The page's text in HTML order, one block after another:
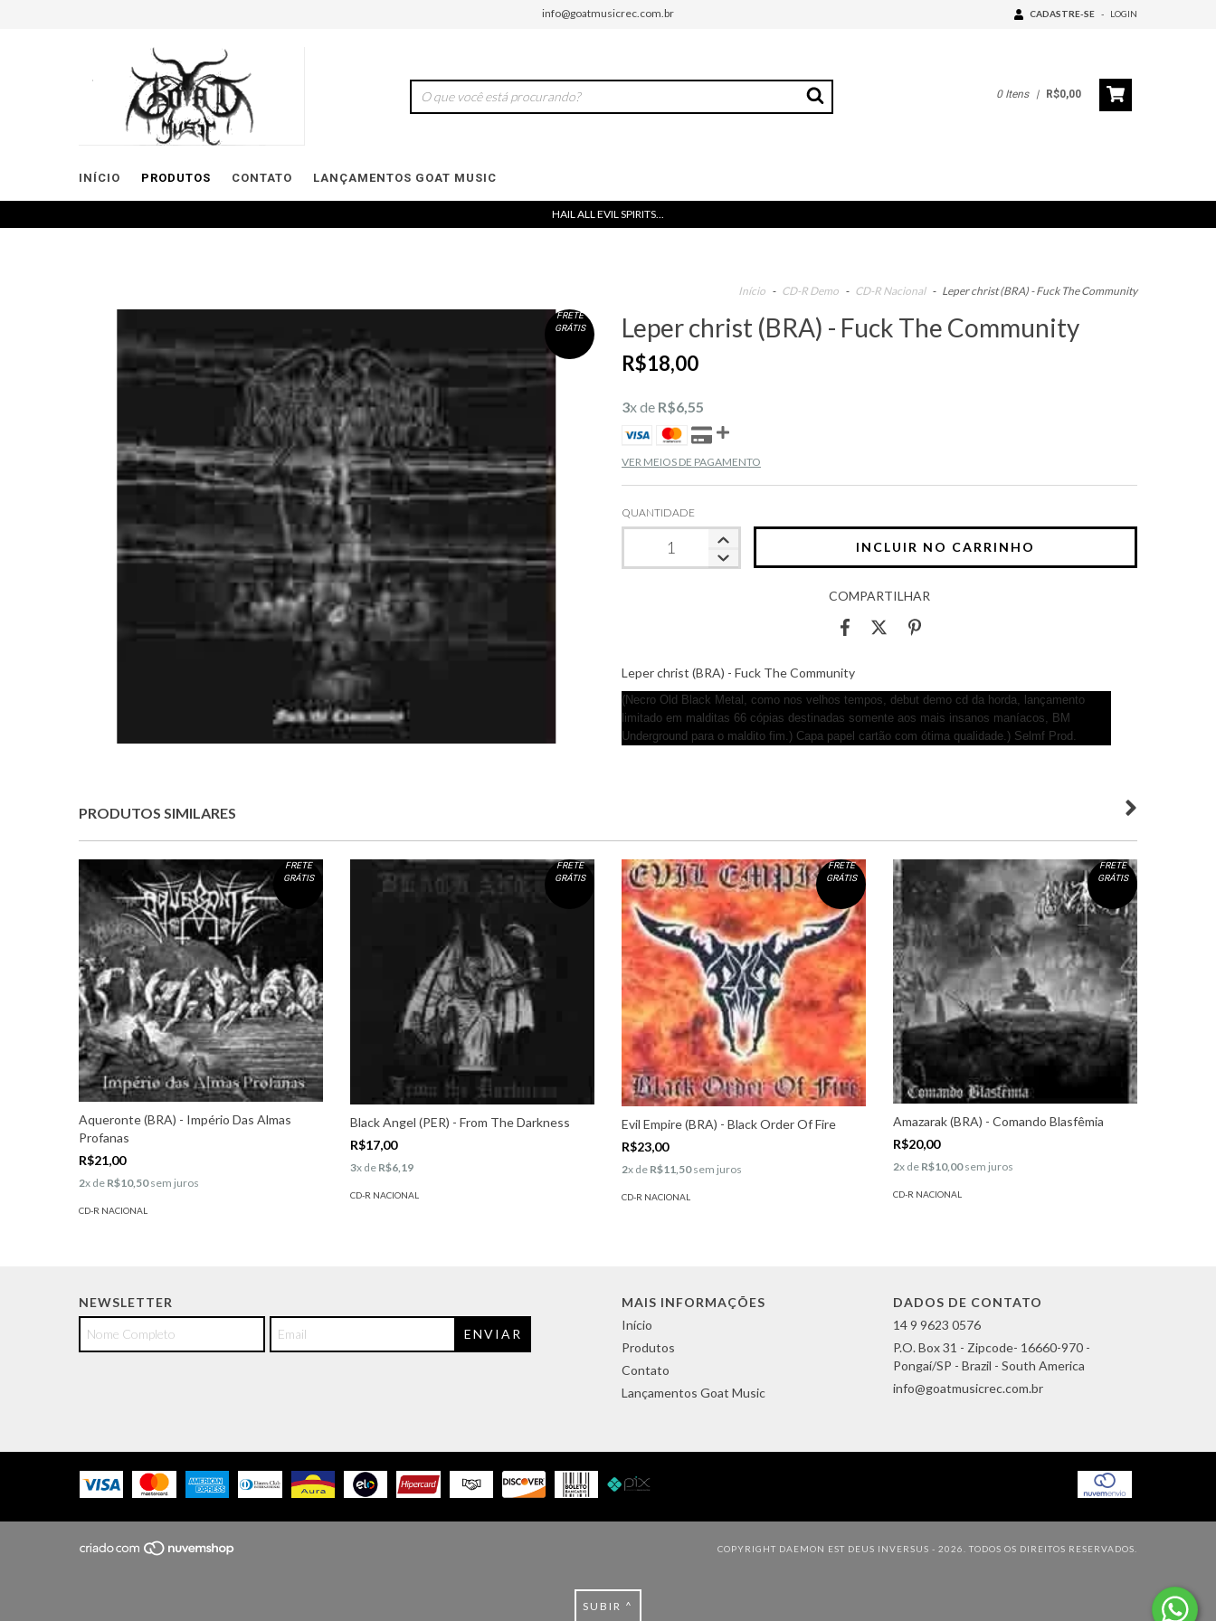
info@goatmusicrec.com.br CADASTRE-SE - LOGIN
0 Itens | R$0,00
INÍCIO PRODUTOS CONTATO LANÇAMENTOS GOAT MUSIC
HAIL ALL EVIL SPIRITS...
Início - CD-R Demo - CD-R Nacional - Leper christ (BRA) - Fuck The Community
FRETE
GRÁTIS
Leper christ (BRA) - Fuck The Community
R$18,00
3x de R$6,55
VER MEIOS DE PAGAMENTO
QUANTIDADE
COMPARTILHAR
Leper christ (BRA) - Fuck The Community
(Necro Old Black Metal, como nos velhos tempos, debut demo cd da horda, lançamento
limitado em malditas 66 cópias destinadas somente aos mais insanos maníacos, BM
Underground para o maldito fim.) Capa papel cartão com ótima qualidade.) Selmf Prod.
PRODUTOS SIMILARES
FRETE
GRÁTIS
Aqueronte (BRA) - Império Das Almas
Profanas
R$21,00
2x de R$10,50sem juros
CD-R NACIONAL
FRETE
GRÁTIS
Black Angel (PER) - From The Darkness
R$17,00
3x de R$6,19
CD-R NACIONAL
FRETE
GRÁTIS
Evil Empire (BRA) - Black Order Of Fire
R$23,00
2x de R$11,50sem juros
CD-R NACIONAL
FRETE
GRÁTIS
Amazarak (BRA) - Comando Blasfêmia
R$20,00
2x de R$10,00sem juros
CD-R NACIONAL
NEWSLETTER
MAIS INFORMAÇÕES
Início
Produtos
Contato
Lançamentos Goat Music
DADOS DE CONTATO
14 9 9623 0576
P.O. Box 31 - Zipcode- 16660-970 -
Pongaí/SP - Brazil - South America
info@goatmusicrec.com.br
COPYRIGHT DAEMON EST DEUS INVERSUS - 2026. TODOS OS DIREITOS RESERVADOS.
SUBIR ^